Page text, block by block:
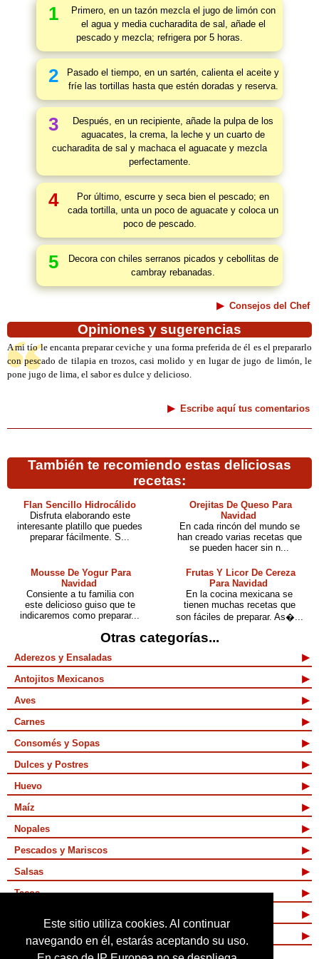
Este sitio utiliza cookies. Al continuar
navegando en él, estarás aceptando su uso.
1
Primero, en un tazón mezcla el jugo de limón con
el agua y media cucharadita de sal, añade el
pescado y mezcla; refrigera por 5 horas.
2
Pasado el tiempo, en un sartén, calienta el aceite y
fríe las tortillas hasta que estén doradas y reserva.
3
Después, en un recipiente, añade la pulpa de los
aguacates, la crema, la leche y un cuarto de
cucharadita de sal y machaca el aguacate y mezcla
perfectamente.
4
Por último, escurre y seca bien el pescado; en
cada tortilla, unta un poco de aguacate y coloca un
poco de pescado.
5
Decora con chiles serranos picados y cebollitas de
cambray rebanadas.
Consejos del Chef
Opiniones y sugerencias
A mi tío le encanta preparar ceviche y una forma preferida de él es el prepararlo
con pescado de tilapia en trozos, casi molido y en lugar de jugo de limón, le
pone jugo de lima, el sabor es dulce y delicioso.
Escribe aquí tus comentarios
También te recomiendo estas deliciosas
recetas:
Flan Sencillo Hidrocálido
Disfruta elaborando este
interesante platillo que puedes
preparar fácilmente. S...
Orejitas De Queso Para
Navidad
En cada rincón del mundo se
han creado varias recetas que
se pueden hacer sin n...
Mousse De Yogur Para
Navidad
Consiente a tu familia con
este delicioso guiso que te
indicaremos como preparar...
Frutas Y Licor De Cereza
Para Navidad
En la cocina mexicana se
tienen muchas recetas que
son fáciles de preparar. As�...
Otras categorías...
Aderezos y Ensaladas
Antojitos Mexicanos
Aves
Carnes
Consomés y Sopas
Dulces y Postres
Huevo
Maíz
Nopales
Pescados y Mariscos
Salsas
Tacos
Vegetarianas